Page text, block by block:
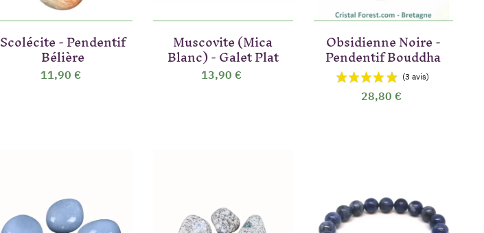
Scolécite - Pendentif
Bélière
11,90 €
Muscovite (Mica
Blanc) - Galet Plat
13,90 €
Obsidienne Noire -
Pendentif Bouddha
28,80 €